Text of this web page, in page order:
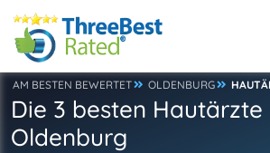
AM BESTEN BEWERTET OLDENBURG
Die 3 besten Hautärzte
Oldenburg